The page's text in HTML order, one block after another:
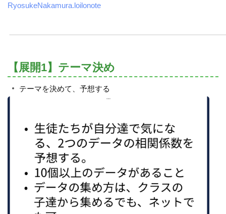
RyosukeNakamura.loilonote
【展開1】テーマ決め
テーマを決めて、予想する